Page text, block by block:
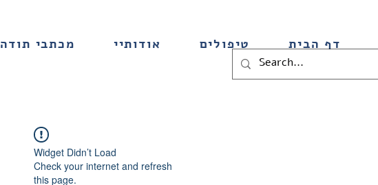
דף הבית טיפולים אודותיי מכתבי תודה
Widget Didn’t Load
Check your internet and refresh
this page.